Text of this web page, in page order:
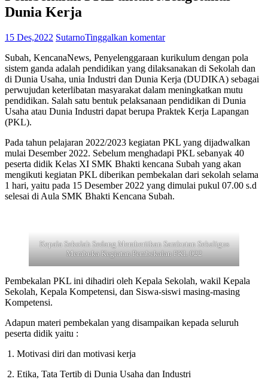
Dunia Kerja
15 Des,2022 SutarnoTinggalkan komentar
Subah, KencanaNews, Penyelenggaraan kurikulum dengan pola
sistem ganda adalah pendidikan yang dilaksanakan di Sekolah dan
di Dunia Usaha, unia Industri dan Dunia Kerja (DUDIKA) sebagai
perwujudan keterlibatan masyarakat dalam meningkatkan mutu
pendidikan. Salah satu bentuk pelaksanaan pendidikan di Dunia
Usaha atau Dunia Industri dapat berupa Praktek Kerja Lapangan
(PKL).
Pada tahun pelajaran 2022/2023 kegiatan PKL yang dijadwalkan
mulai Desember 2022. Sebelum menghadapi PKL sebanyak 40
peserta didik Kelas XI SMK Bhakti kencana Subah yang akan
mengikuti kegiatan PKL diberikan pembekalan dari sekolah selama
1 hari, yaitu pada 15 Desember 2022 yang dimulai pukul 07.00 s.d
selesai di Aula SMK Bhakti Kencana Subah.
Kepala Sekolah Sedang Memberiikan Sambutan Sekaligus
Membuka Kegiatan Pembekalan PKL 022
Pembekalan PKL ini dihadiri oleh Kepala Sekolah, wakil Kepala
Sekolah, Kepala Kompetensi, dan Siswa-siswi masing-masing
Kompetensi.
Adapun materi pembekalan yang disampaikan kepada seluruh
peserta didik yaitu :
1. Motivasi diri dan motivasi kerja
2. Etika, Tata Tertib di Dunia Usaha dan Industri